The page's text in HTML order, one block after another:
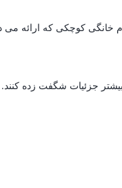
کوچکی که ارائه می
جزئیات شگفت زده